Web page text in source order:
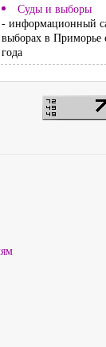
Суды и выборы
- информационный
выборах в Приморье
года